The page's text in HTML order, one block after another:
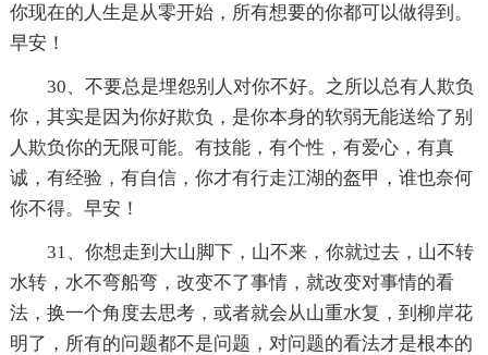
你现在的人生是从零开始，所有想要的你都可以做得到。
早安！
30、不要总是埋怨别人对你不好。之所以总有人欺负
你，其实是因为你好欺负，是你本身的软弱无能送给了别
人欺负你的无限可能。有技能，有个性，有爱心，有真
诚，有经验，有自信，你才有行走江湖的盔甲，谁也奈何
你不得。早安！
31、你想走到大山脚下，山不来，你就过去，山不转
水转，水不弯船弯，改变不了事情，就改变对事情的看
法，换一个角度去思考，或者就会从山重水复，到柳岸花
明了，所有的问题都不是问题，对问题的看法才是根本的